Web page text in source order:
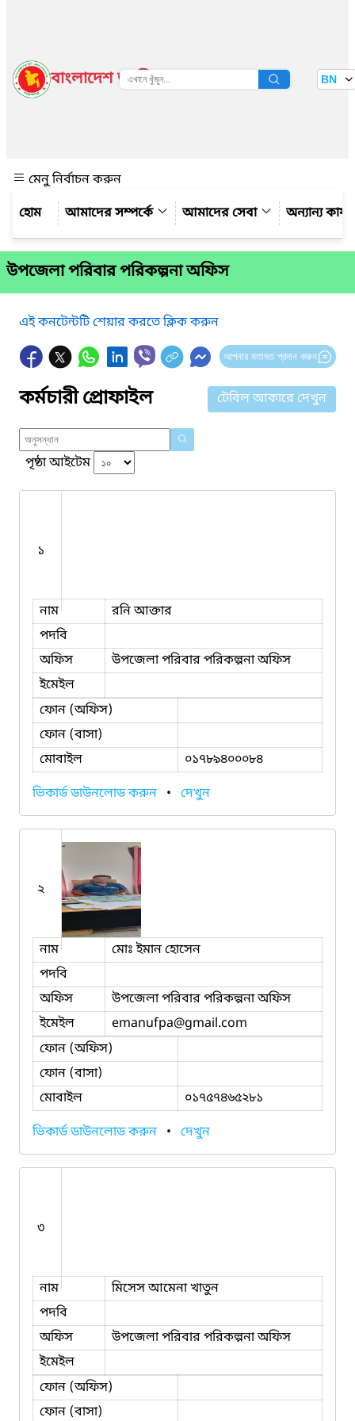
বাংলাদেশ জাতীয় তথ্য বাতায়ন BN
মেনু নির্বাচন করুন
আমাদের সম্পর্কে
আমাদের সেবা অন্যান্য
উপজেলা পরিবার পরিকল্পনা অফিস
এই কনটেন্টটি শেয়ার করতে ক্লিক করুন
আপনার মতামত প্রদান করুন
কর্মচারী প্রোফাইল টেবিল আকারে দেখুন
পৃষ্ঠা আইটেম
১
নাম
রনি আক্তার
পদবি
অফিস
উপজেলা পরিবার পরিকল্পনা অফিস
ইমেইল
ফোন (অফিস)
ফোন (বাসা)
মোবাইল
০১৭৮৯৪০০০৮৪
ভিকার্ড ডাউনলোড করুন • দেখুন
২
নাম
মোঃ ইমান হোসেন
পদবি
অফিস
উপজেলা পরিবার পরিকল্পনা অফিস
ইমেইল
emanufpa@gmail.com
ফোন (অফিস)
ফোন (বাসা)
মোবাইল
০১৭৫৭৪৬৫২৮১
ভিকার্ড ডাউনলোড করুন • দেখুন
৩
নাম
মিসেস আমেনা খাতুন
পদবি
অফিস
উপজেলা পরিবার পরিকল্পনা অফিস
ইমেইল
ফোন (অফিস)
ফোন (বাসা)